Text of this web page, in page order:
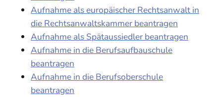
Aufnahme als europäischer Rechtsanwalt in
die Rechtsanwaltskammer beantragen
Aufnahme als Spätaussiedler beantragen
Aufnahme in die Berufsaufbauschule
beantragen
Aufnahme in die Berufsoberschule
beantragen